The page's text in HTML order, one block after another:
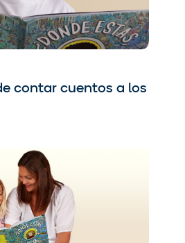
contar cuentos a los